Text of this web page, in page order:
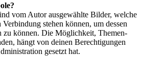
vom Autor ausgewählte Bilder, welche
stehen können, um dessen
zu können. Die Möglichkeit, Themen-
hängt von deinen Berechtigungen
gesetzt hat.